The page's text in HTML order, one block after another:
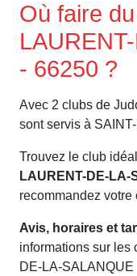
Où faire
- 66250 ?
Avec 2 clubs de
sont servis à
Trouvez le club
LAURENT-DE-LA-
recommandez
Avis, horaires et
informations sur les
DE-LA-SALANQUE